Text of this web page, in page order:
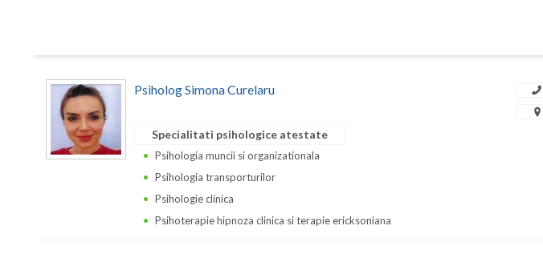
Psiholog Simona Curelaru
Specialitati psihologice atestate
Psihologia muncii si organizationala
Psihologia transporturilor
Psihologie clinica
Psihoterapie hipnoza clinica si terapie ericksoniana